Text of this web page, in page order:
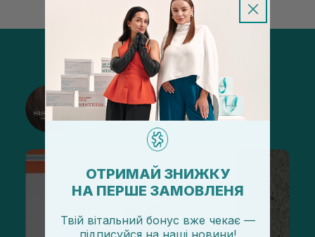
@sisters_stelmakh в Instagram
Підписатися
ОТРИМАЙ ЗНИЖКУ
НА ПЕРШЕ ЗАМОВЛЕНЯ
Твій вітальний бонус вже чекає —